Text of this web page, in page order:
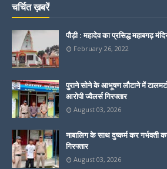
चर्चित ख़बरें
पौड़ी : महादेव का प्रसिद्ध महाबगढ़
February 26, 2022
पुराने सोने के आभूषण लौटाने में
आरोपी ज्वैलर्स गिरफ्तार
August 03, 2026
नाबालिग के साथ दुष्कर्म कर
गिरफ्तार
August 03, 2026